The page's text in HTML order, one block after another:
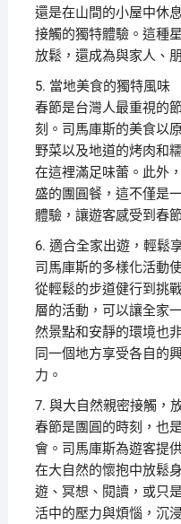
還是在山間的小屋中休
接觸的獨特體驗。這種
放鬆，還成為與家人、
5. 當地美食的獨特風味
春節是台灣人最重視的
刻。司馬庫斯的美食以
野菜以及地道的烤肉和
在這裡滿足味蕾。此外
盛的團圓餐，這不僅是
體驗，讓遊客感受到春
6. 適合全家出遊，輕鬆
司馬庫斯的多樣化活動
從輕鬆的步道健行到挑
層的活動，可以讓全家
然景點和安靜的環境也
同一個地方享受各自的
力。
7. 與大自然親密接觸，
春節是團圓的時刻，也
會。司馬庫斯為遊客提
在大自然的懷抱中放鬆
遊、冥想、閱讀，或只
活中的壓力與煩惱，沉